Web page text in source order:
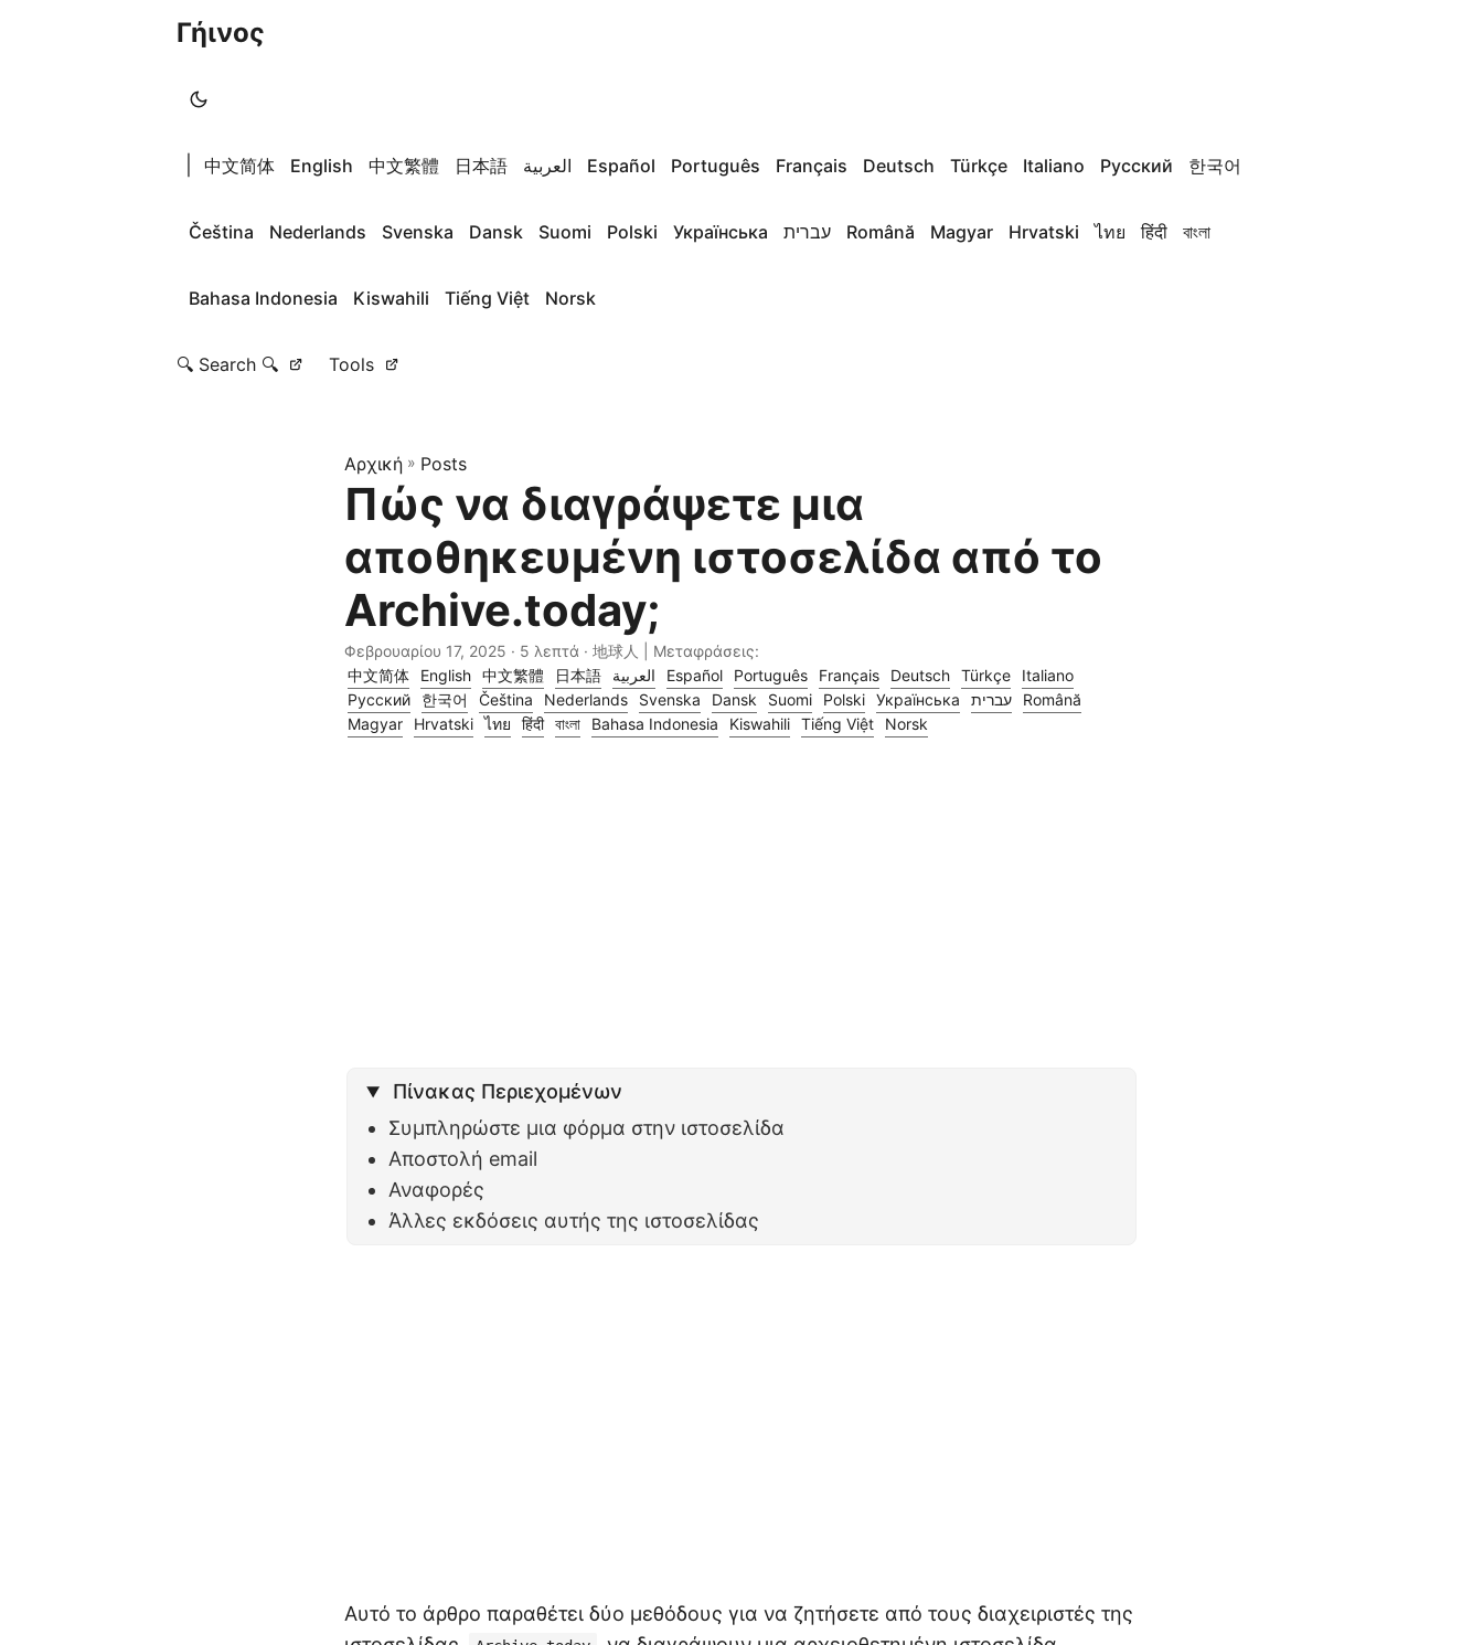
Γήινος
中文简体 English 中文繁體 日本語 العربية Español Português Français Deutsch Türkçe Italiano Русский 한국어
Čeština Nederlands Svenska Dansk Suomi Polski Українська עברית Română Magyar Hrvatski ไทย हिंदी বাংলা
Bahasa Indonesia Kiswahili Tiếng Việt Norsk
🔍 Search 🔍 Tools
Αρχική » Posts
Πώς να διαγράψετε μια
αποθηκευμένη ιστοσελίδα από το
Archive.today;
Φεβρουαρίου 17, 2025 · 5 λεπτά · 地球人 | Μεταφράσεις:
中文简体
English 中文繁體 日本語 العربية Español Português Français Deutsch Türkçe
Italiano
Русский
한국어 Čeština Nederlands Svenska Dansk Suomi Polski Українська עברית
Română
Magyar
Hrvatski ไทย हिंदी বাংলা Bahasa Indonesia Kiswahili Tiếng Việt Norsk
Πίνακας Περιεχομένων
Συμπληρώστε μια φόρμα στην ιστοσελίδα
Αποστολή email
Αναφορές
Άλλες εκδόσεις αυτής της ιστοσελίδας
Αυτό το άρθρο παραθέτει δύο μεθόδους για να ζητήσετε από τους διαχειριστές της